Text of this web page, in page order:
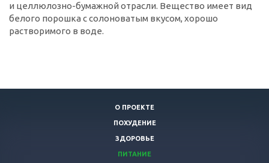
и целлюлозно-бумажной отрасли. Вещество имеет вид
белого порошка с солоноватым вкусом, хорошо
растворимого в воде.
О ПРОЕКТЕ
ПОХУДЕНИЕ
ЗДОРОВЬЕ
ПИТАНИЕ